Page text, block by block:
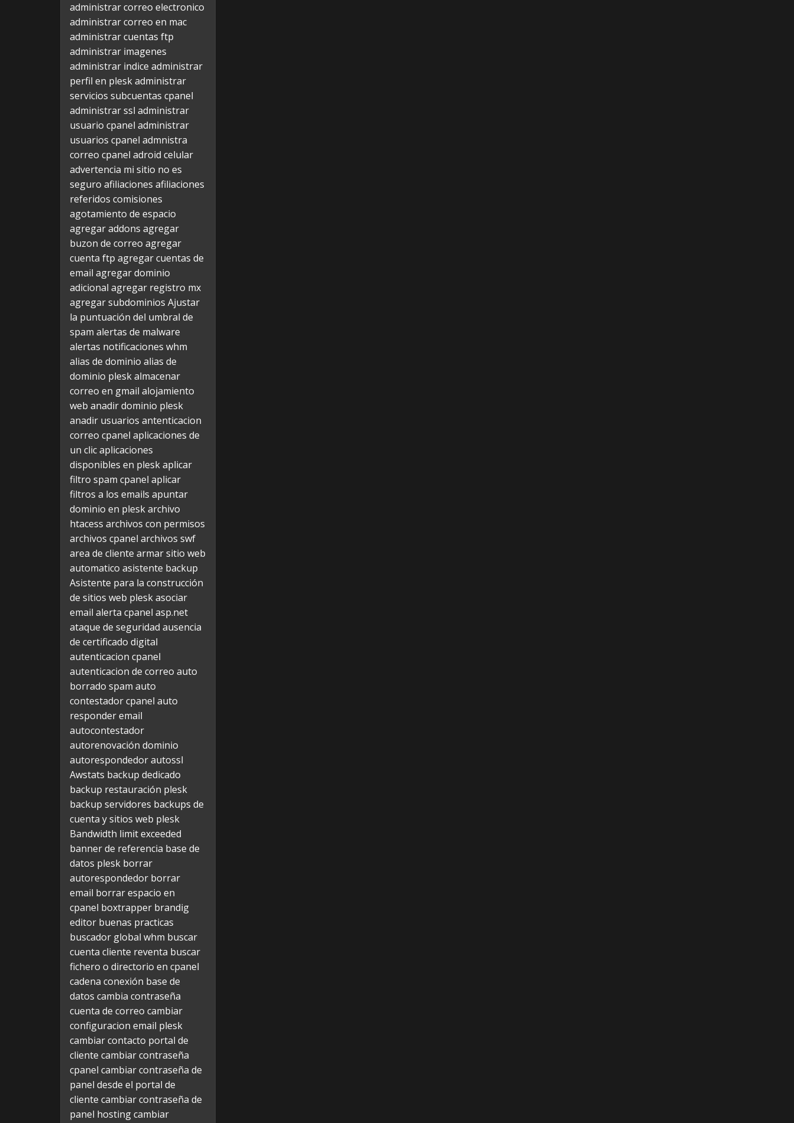
administrar correo electronico
administrar correo en mac
administrar cuentas ftp
administrar imagenes
administrar indice administrar
perfil en pleskadministrar
servicios subcuentas cpanel
administrar ssl administrar
usuario cpanel administrar
usuarios cpanel admnistra
correo cpanel adroid celular
advertencia mi sitio no es
seguro afiliaciones afiliaciones
referidos comisiones
agotamiento de espacio
agregar addons agregar
buzon de correo agregar
cuenta ftp agregar cuentas de
email agregar dominio
adicional agregar registro mx
agregar subdominios Ajustar
la puntuación del umbral de
spam alertas de malware
alertas notificaciones whm
alias de dominio alias de
dominio pleskalmacenar
correo en gmail alojamiento
web anadir dominio plesk
anadir usuarios antenticacion
correo cpanel aplicaciones de
un clicaplicaciones
disponibles en pleskaplicar
filtro spam cpanel aplicar
filtros a los emails apuntar
dominio en pleskarchivo
htacess archivos con permisos
archivos cpanel archivos swf
area de cliente armar sitio web
automatico asistente backup
Asistente para la construcción
de sitios web pleskasociar
email alerta cpanel asp.net
ataque de seguridad ausencia
de certificado digital
autenticacion cpanel
autenticacion de correo auto
borrado spam auto
contestador cpanel auto
responder email
autocontestador
autorenovación dominio
autorespondedorautossl
Awstats backup dedicado
backup restauración plesk
backup servidores backups de
cuenta y sitios web plesk
Bandwidth limit exceeded
banner de referencia base de
datos plesk borrar
autorespondedor borrar
email borrar espacio en
cpanel boxtrapper brandig
editor buenas practicas
buscador global whm buscar
cuenta cliente reventa buscar
fichero o directorio en cpanel
cadena conexión base de
datos cambia contraseña
cuenta de correo cambiar
configuracion email plesk
cambiar contacto portal de
cliente cambiar contraseña
cpanel cambiar contraseña de
panel desde el portal de
cliente cambiar contraseña de
panel hostingcambiar